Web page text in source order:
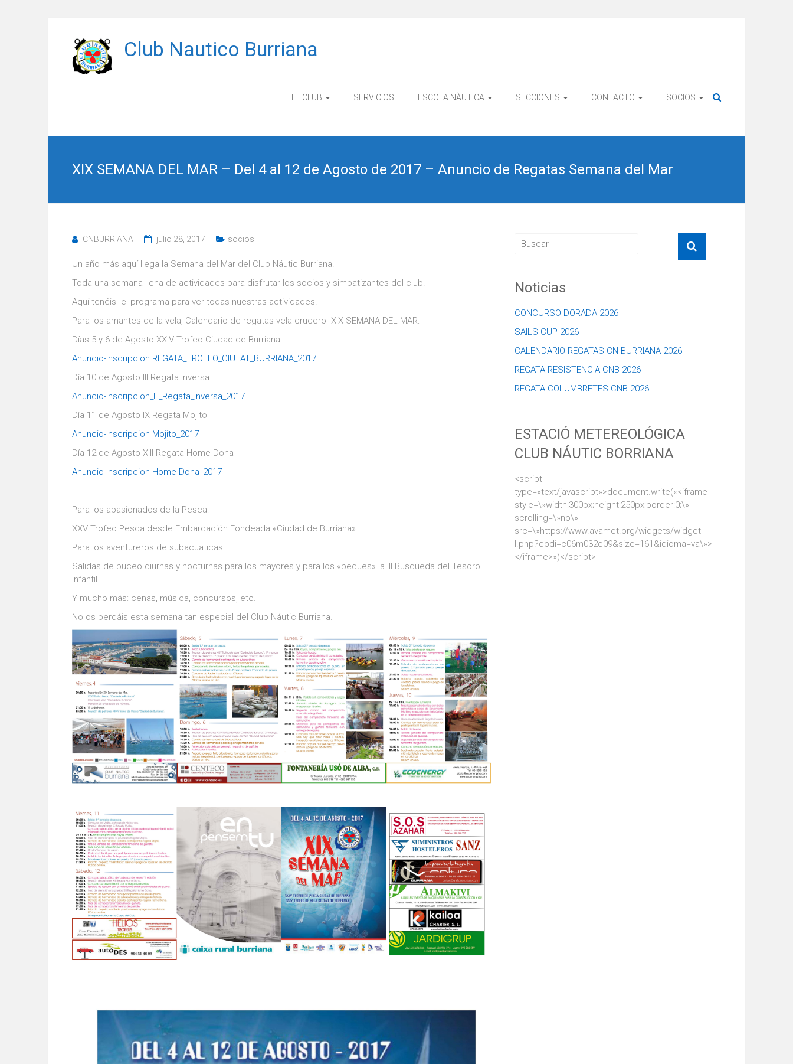
contenido
Club Nautico Burriana
EL CLUB SERVICIOS ESCOLA NÀUTICA SECCIONES CONTACTO SOCIOS
XIX SEMANA DEL MAR – Del 4 al 12 de Agosto de 2017 – Anuncio de Regatas Semana del Mar
CNBURRIANA julio 28, 2017 socios
Un año más aquí llega la Semana del Mar del Club Náutic Burriana.
Toda una semana llena de actividades para disfrutar los socios y simpatizantes del club.
Aquí tenéis el programa para ver todas nuestras actividades.
Para los amantes de la vela, Calendario de regatas vela crucero XIX SEMANA DEL MAR:
Días 5 y 6 de Agosto XXIV Trofeo Ciudad de Burriana
Anuncio-Inscripcion REGATA_TROFEO_CIUTAT_BURRIANA_2017
Día 10 de Agosto III Regata Inversa
Anuncio-Inscripcion_III_Regata_Inversa_2017
Día 11 de Agosto IX Regata Mojito
Anuncio-Inscripcion Mojito_2017
Día 12 de Agosto XIII Regata Home-Dona
Anuncio-Inscripcion Home-Dona_2017
Para los apasionados de la Pesca:
XXV Trofeo Pesca desde Embarcación Fondeada «Ciudad de Burriana»
Para los aventureros de subacuaticas:
Salidas de buceo diurnas y nocturnas para los mayores y para los «peques» la III Busqueda del Tesoro
Infantil.
Y mucho más: cenas, música, concursos, etc.
No os perdáis esta semana tan especial del Club Náutic Burriana.
Noticias
CONCURSO DORADA 2026
SAILS CUP 2026
CALENDARIO REGATAS CN BURRIANA 2026
REGATA RESISTENCIA CNB 2026
REGATA COLUMBRETES CNB 2026
ESTACIÓ METEREOLÓGICA
CLUB NÁUTIC BORRIANA
<script
type=»text/javascript»>document.write(«<iframe
style=\»width:300px;height:250px;border:0;\»
scrolling=\»no\»
src=\»https://www.avamet.org/widgets/widget-
l.php?codi=c06m032e09&size=161&idioma=va\»>
</iframe>»)</script>